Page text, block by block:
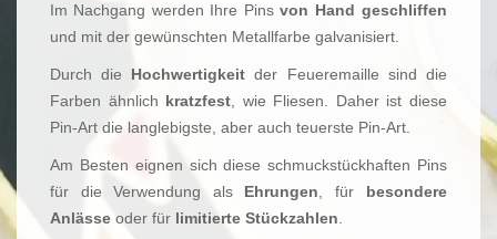
Im Nachgang werden Ihre Pins von Hand geschliffen
und mit der gewünschten Metallfarbe galvanisiert.
Durch die Hochwertigkeit der Feueremaille sind die
Farben ähnlich kratzfest , wie Fliesen. Daher ist diese
Pin-Art die langlebigste, aber auch teuerste Pin-Art.
Am Besten eignen sich diese schmuckstückhaften Pins
für die Verwendung als Ehrungen , für besondere
Anlässe oder für limitierte Stückzahlen